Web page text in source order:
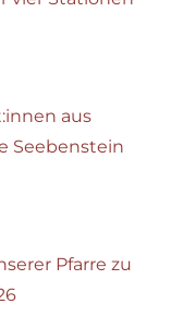
aus
Seebenstein
Pfarre zu